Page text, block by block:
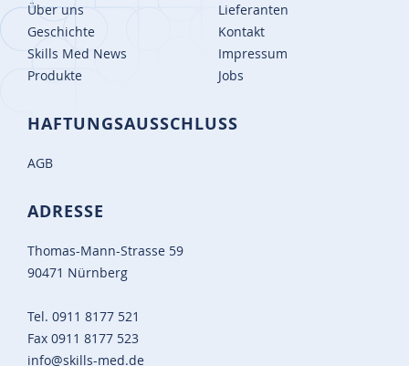
Über uns
Geschichte
Skills Med News
Produkte
Lieferanten
Kontakt
Impressum
Jobs
HAFTUNGSAUSSCHLUSS
AGB
ADRESSE
Thomas-Mann-Strasse 59
90471 Nürnberg
Tel. 0911 8177 521
Fax 0911 8177 523
info@skills-med.de